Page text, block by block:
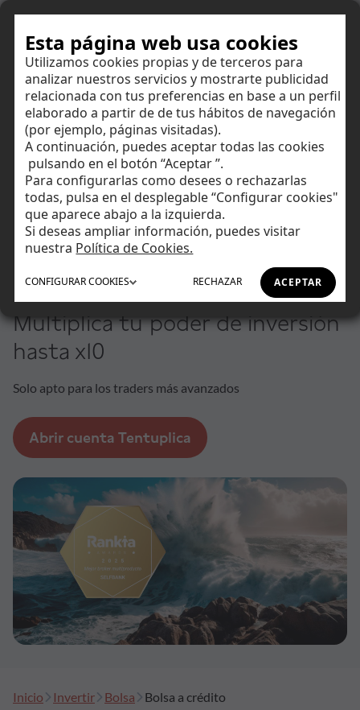
Esta página web usa cookies
Utilizamos cookies propias y de terceros para
analizar nuestros servicios y mostrarte publicidad
relacionada con tus preferencias en base a un perfil
elaborado a partir de de tus hábitos de navegación
(por ejemplo, páginas visitadas).
A continuación, puedes aceptar todas las cookies
pulsando en el botón “Aceptar ”.
Para configurarlas como desees o rechazarlas
todas, pulsa en el desplegable “Configurar cookies"
que aparece abajo a la izquierda.
Si deseas ampliar información, puedes visitar
nuestra Política de Cookies.
ACEPTAR
RECHAZAR
CONFIGURARCOOKIES
Ahorrar
Invertir
Tu día a día
Financiación
Formación
Síguenos
Blog
Conócenos
Ayuda
Aplicable a acciones
6/6
Este número es indicativo del riesgo del producto, siendo 1/6
indicativo de menor riesgo y 6/6 de mayor riesgo
La alerta de complejidad es aplicable al producto de operativa
apalancada (Cuenta Quintuplica y Cuenta Tentuplica).
!Producto financiero que no es sencillo y puede ser difícil de
comprender.
Bolsa a Crédito
Multiplica tu poder de inversión
hasta x10
Solo apto para los traders más avanzados
Abrir cuenta Tentuplica
Inicio Invertir Bolsa Bolsa a crédito